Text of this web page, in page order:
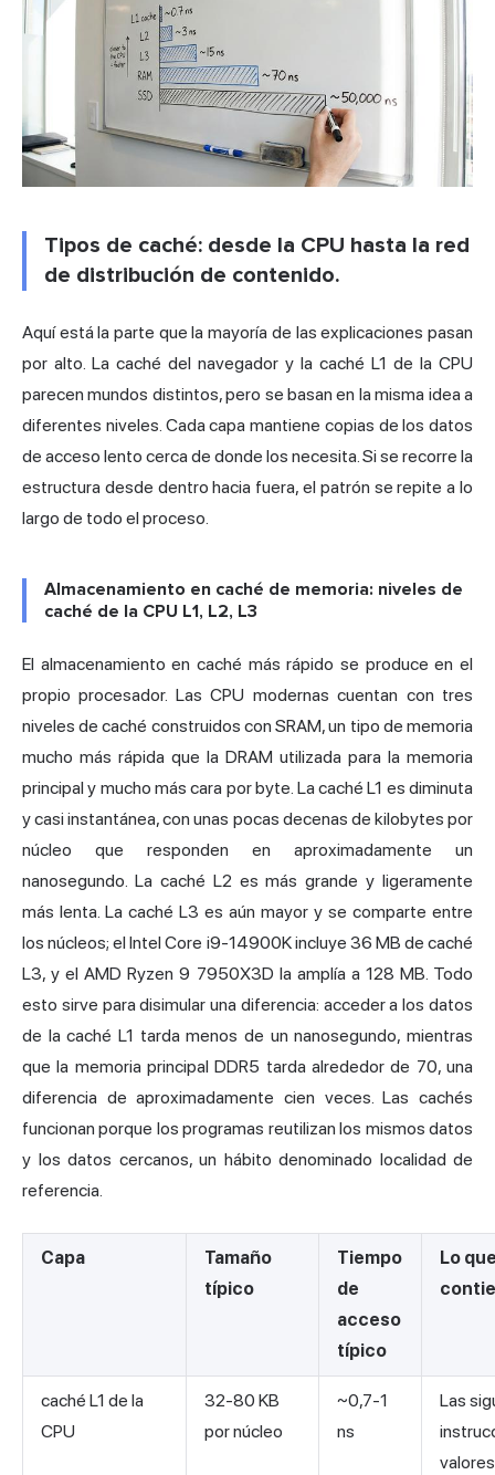
Tipos de caché: desde la CPU hasta la red
de distribución de contenido.
Aquí está la parte que la mayoría de las explicaciones pasan
por alto. La caché del navegador y la caché L1 de la CPU
parecen mundos distintos, pero se basan en la misma idea a
diferentes niveles. Cada capa mantiene copias de los datos
de acceso lento cerca de donde los necesita. Si se recorre la
estructura desde dentro hacia fuera, el patrón se repite a lo
largo de todo el proceso.
Almacenamiento en caché de memoria: niveles de
caché de la CPU L1, L2, L3
El almacenamiento en caché más rápido se produce en el
propio procesador. Las CPU modernas cuentan con tres
niveles de caché construidos con SRAM, un tipo de memoria
mucho más rápida que la DRAM utilizada para la memoria
principal y mucho más cara por byte. La caché L1 es diminuta
y casi instantánea, con unas pocas decenas de kilobytes por
núcleo que responden en aproximadamente un
nanosegundo. La caché L2 es más grande y ligeramente
más lenta. La caché L3 es aún mayor y se comparte entre
los núcleos;el Intel Core i9-14900Kincluye 36 MB de caché
L3, y el AMD Ryzen 9 7950X3D la amplía a 128 MB. Todo
esto sirve para disimular una diferencia: acceder a los datos
de la caché L1 tarda menos de un nanosegundo, mientras
que la memoria principal DDR5 tarda alrededor de 70, una
diferencia de aproximadamente cien veces. Las cachés
funcionan porque los programas reutilizan los mismos datos
y los datos cercanos, un hábito denominado localidad de
referencia.
Capa
Tamaño
típico
Tiempo
de
acceso
típico
Lo
caché L1 de la
CPU
32-80 KB
por núcleo
~0,7-1
ns
Las
valores